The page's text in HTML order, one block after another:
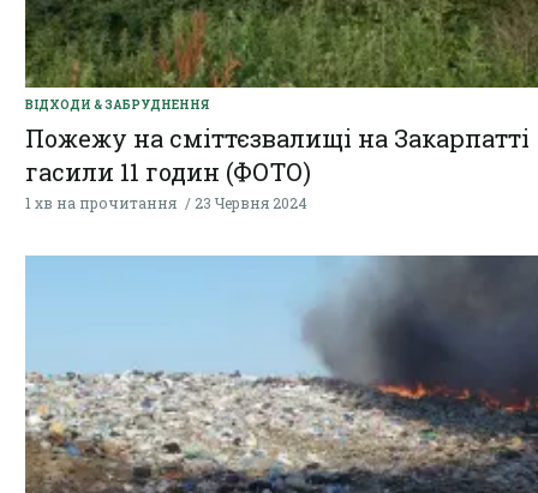
ВІДХОДИ & ЗАБРУДНЕННЯ
Пожежу на сміттєзвалищі на Закарпатті
гасили 11 годин (ФОТО)
1 хв на прочитання 23 Червня 2024